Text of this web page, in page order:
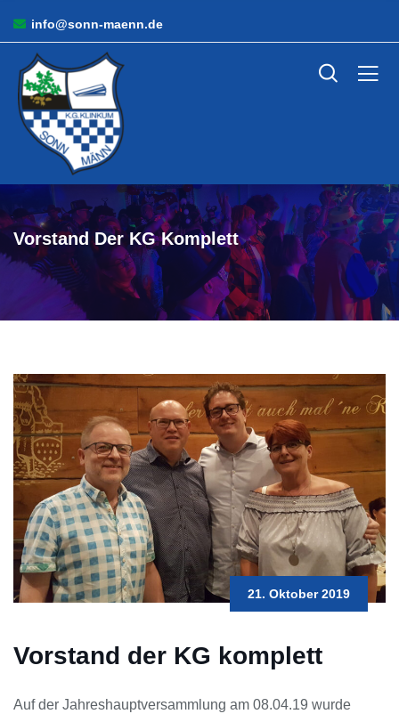
info@sonn-maenn.de
Vorstand Der KG Komplett
21. Oktober 2019
Vorstand der KG komplett
Auf der Jahreshauptversammlung am 08.04.19 wurde